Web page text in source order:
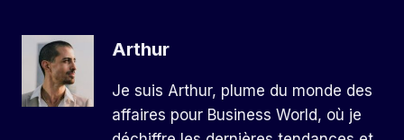
Arthur
Je suis Arthur, plume du monde des
affaires pour Business World, où je